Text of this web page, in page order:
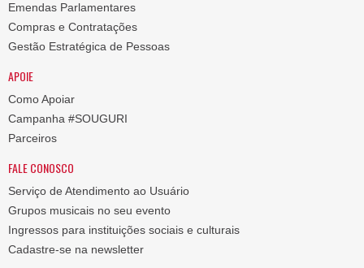
Emendas Parlamentares
Compras e Contratações
Gestão Estratégica de Pessoas
APOIE
Como Apoiar
Campanha #SOUGURI
Parceiros
FALE CONOSCO
Serviço de Atendimento ao Usuário
Grupos musicais no seu evento
Ingressos para instituições sociais e culturais
Cadastre-se na newsletter